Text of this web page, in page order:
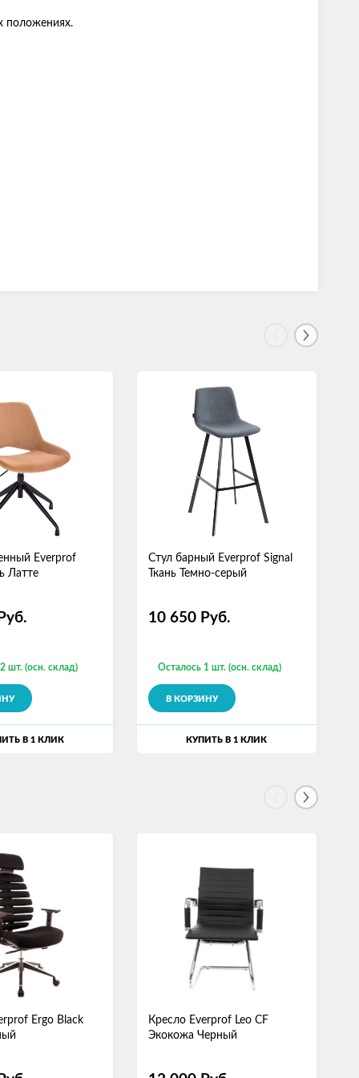
положениях.
Everprof
Латте
шт. (осн. склад)
В 1 КЛИК
Стул барный Everprof Signal
Ткань Темно-серый
10 650 Руб.
Осталось 1 шт. (осн. склад)
В КОРЗИНУ
КУПИТЬ В 1 КЛИК
Ergo Black
Кресло Everprof Leo CF
Экокожа Черный